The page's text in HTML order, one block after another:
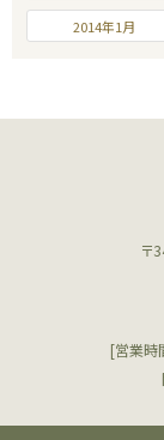
2014年1月
〒
[営業時